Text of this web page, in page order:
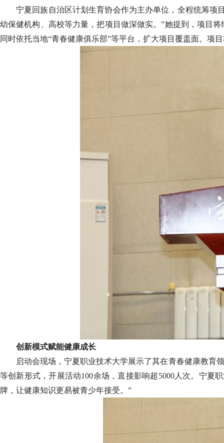
宁夏回族自治区计划生育协会作为主办单位，全程统筹项
幼保健机构、高校等力量，把项目做深做实。”她提到，项目
同时依托当地“青春健康俱乐部”等平台，扩大项目覆盖面。项
创新模式赋能健康成长
启动会现场，宁夏职业技术大学展示了其在青春健康教育
等创新形式，开展活动100余场，直接影响超5000人次。宁夏
牌，让健康知识更易被青少年接受。”